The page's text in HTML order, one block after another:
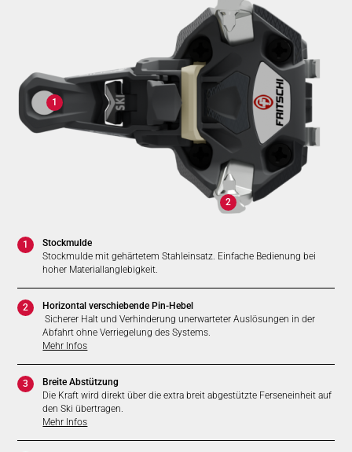
1
2
1
Stockmulde
Stockmulde mit gehärtetem Stahleinsatz. Einfache Bedienung bei
hoher Materiallanglebigkeit.
2
Horizontal verschiebende Pin-Hebel
Sicherer Halt und Verhinderung unerwarteter Auslösungen in der
Abfahrt ohne Verriegelung des Systems.
Mehr Infos
3
Breite Abstützung
Die Kraft wird direkt über die extra breit abgestützte Ferseneinheit auf
den Ski übertragen.
Mehr Infos